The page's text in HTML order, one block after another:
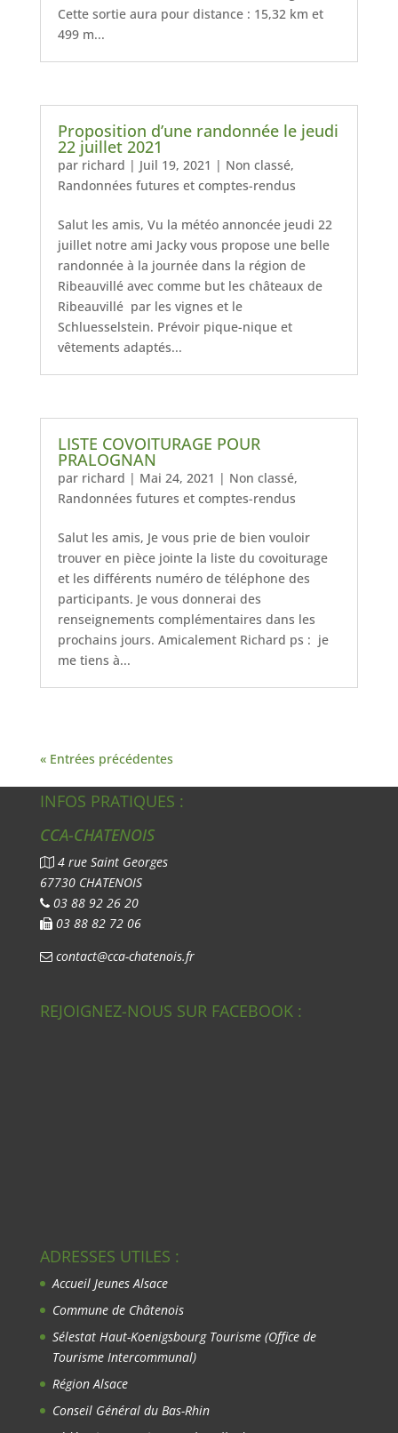
Cette sortie aura pour distance : 15,32 km et
499 m...
Proposition d’une randonnée le jeudi
22 juillet 2021
par richard | Juil 19, 2021 | Non classé,
Randonnées futures et comptes-rendus
Salut les amis, Vu la météo annoncée jeudi 22
juillet notre ami Jacky vous propose une belle
randonnée à la journée dans la région de
Ribeauvillé avec comme but les châteaux de
Ribeauvillé par les vignes et le
Schluesselstein. Prévoir pique-nique et
vêtements adaptés...
LISTE COVOITURAGE POUR
PRALOGNAN
par richard | Mai 24, 2021 | Non classé,
Randonnées futures et comptes-rendus
Salut les amis, Je vous prie de bien vouloir
trouver en pièce jointe la liste du covoiturage
et les différents numéro de téléphone des
participants. Je vous donnerai des
renseignements complémentaires dans les
prochains jours. Amicalement Richard ps : je
me tiens à...
« Entrées précédentes
INFOS PRATIQUES :
CCA-CHATENOIS
4 rue Saint Georges
67730 CHATENOIS
03 88 92 26 20
03 88 82 72 06
contact@cca-chatenois.fr
REJOIGNEZ-NOUS SUR FACEBOOK :
ADRESSES UTILES :
Accueil Jeunes Alsace
Commune de Châtenois
Sélestat Haut-Koenigsbourg Tourisme (Office de
Tourisme Intercommunal)
Région Alsace
Conseil Général du Bas-Rhin